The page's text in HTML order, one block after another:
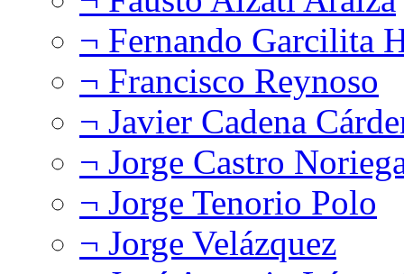
¬ Fernando Garcilita
¬ Francisco Reynoso
¬ Javier Cadena
¬ Jorge Castro
¬ Jorge Tenorio Polo
¬ Jorge Velázquez